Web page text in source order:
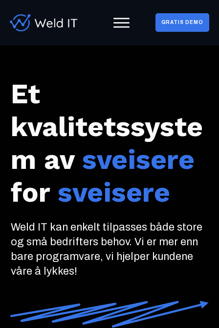
GRATIS DEMO
Et
kvalitetssyste
m av sveisere
for sveisere
Weld IT kan enkelt tilpasses både store
og små bedrifters behov. Vi er mer enn
bare programvare, vi hjelper kundene
våre å lykkes!